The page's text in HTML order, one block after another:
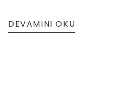
DEVAMINI OKU